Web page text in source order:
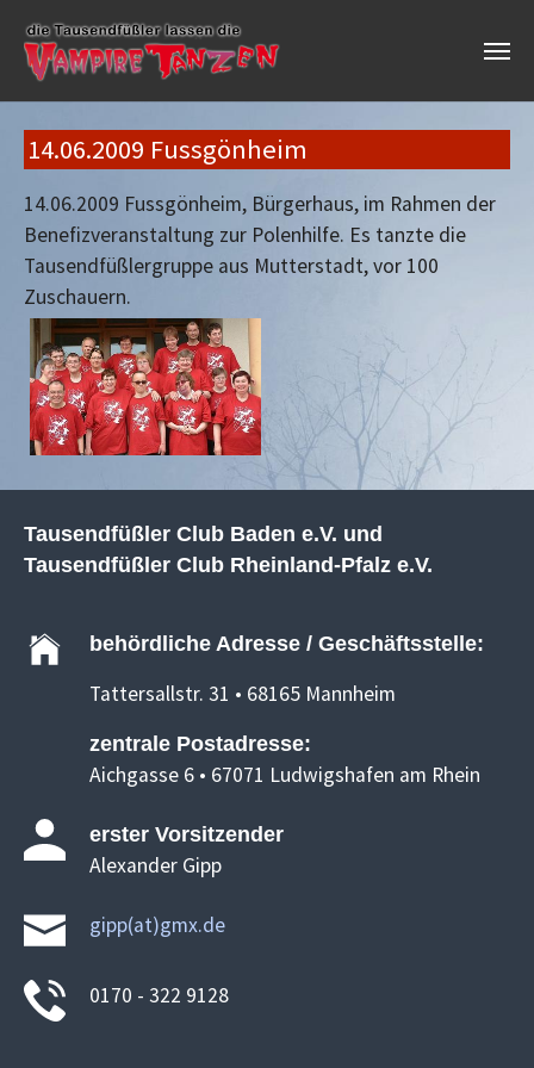
14.06.2009 Fussgönheim
14.06.2009 Fussgönheim, Bürgerhaus, im Rahmen der
Benefizveranstaltung zur Polenhilfe. Es tanzte die
Tausendfüßlergruppe aus Mutterstadt, vor 100
Zuschauern.
Tausendfüßler Club Baden e.V. und
Tausendfüßler Club Rheinland-Pfalz e.V.
behördliche Adresse / Geschäftsstelle:
Tattersallstr. 31 • 68165 Mannheim
zentrale Postadresse:
Aichgasse 6 • 67071 Ludwigshafen am Rhein
erster Vorsitzender
Alexander Gipp
gipp(at)gmx.de
0170 - 322 9128